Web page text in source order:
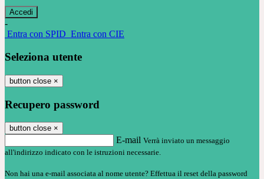
-
Entra con SPID Entra con CIE
Seleziona utente
button close ×
Recupero password
button close ×
E-mail Verrà inviato un messaggio
all'indirizzo indicato con le istruzioni necessarie.
Non hai una e-mail associata al nome utente? Effettua il reset della password